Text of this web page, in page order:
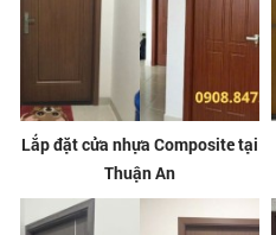
Lắp đặt cửa nhựa Composite tại
Thuận An